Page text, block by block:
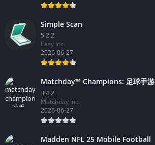
Simple Scan
5.2.2
Easy inc.
2026-06-27
Matchday™ Champions: 足球手游
3.4.2
Matchday Inc.
2026-06-27
Madden NFL 25 Mobile Football